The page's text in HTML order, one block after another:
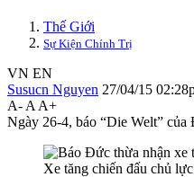
Thế Giới
Sự Kiện Chính Trị
VN EN
Susucn Nguyen 27/04/15
A- A A+
Ngày 26-4, báo “Die Welt”
Xe tăng chiến đấu chủ